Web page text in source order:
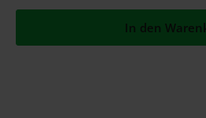
In den